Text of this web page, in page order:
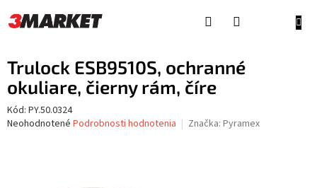
na
obsah
Trulock ESB9510S, ochranné
okuliare, čierny rám, číre
Kód: PY.50.0324
Priemerné
Neohodnotené Podrobnosti hodnotenia Značka: Pyramex